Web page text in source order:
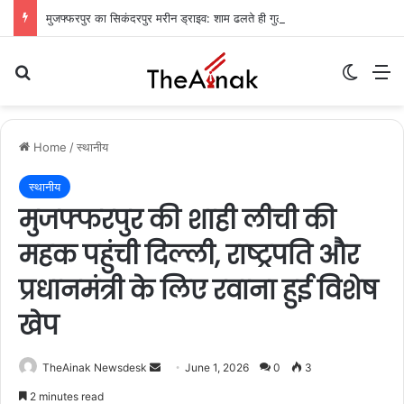
Home /स्थानीय
स्थानीय
मुजफ्फरपुर की शाही लीची की
महक पहुंची दिल्ली, राष्ट्रपति और
प्रधानमंत्री के लिए रवाना हुई विशेष
खेप
TheAinak Newsdesk June 1, 2026 0 3
2 minutes read